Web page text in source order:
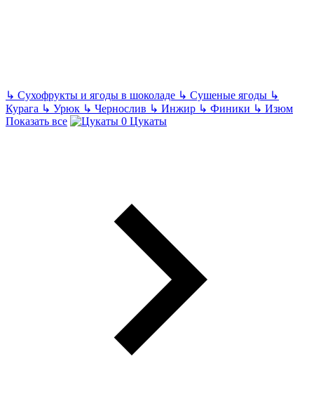
↳ Сухофрукты и ягоды в шоколаде ↳ Сушеные ягоды ↳
Курага ↳ Урюк ↳ Чернослив ↳ Инжир ↳ Финики ↳ Изюм
Показать все
Цукаты